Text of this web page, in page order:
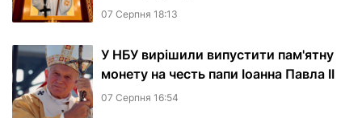
07 Серпня 18:13
У НБУ вирішили випустити пам'ятну
монету на честь папи Іоанна Павла II
07 Серпня 16:54